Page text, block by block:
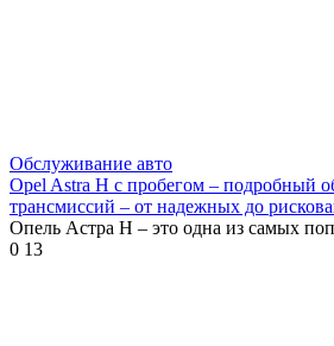
Обслуживание авто
Opel Astra H с пробегом – подробный
трансмиссий – от надежных до
Опель Астра H – это одна из самых
0 13